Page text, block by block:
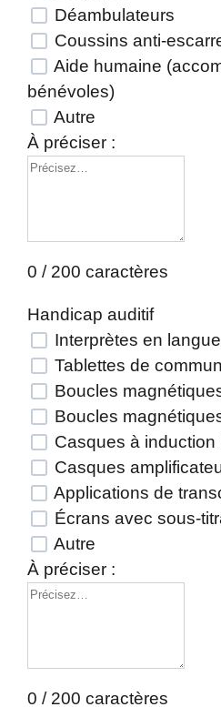
Déambulateurs
Coussins anti-
Aide humaine
bénévoles)
Autre
À préciser :
0 / 200 caractères
Handicap auditif
Interprètes en
Tablettes de
Boucles
Boucles
Casques à
Casques
Applications de
Écrans avec sous-
Autre
À préciser :
0 / 200 caractères